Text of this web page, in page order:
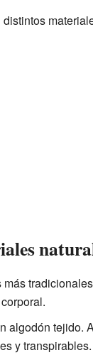
más
algodón tejido.
y transpirables.